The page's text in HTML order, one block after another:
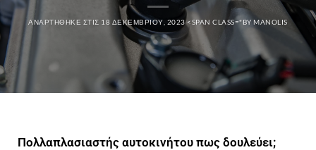
ΑΝΑΡΤΉΘΗΚΕ ΣΤΙΣ 18 ΔΕΚΕΜΒΡΊΟΥ, 2023<SPAN CLASS="BYMANOLIS
Πολλαπλασιαστής αυτοκινήτου πως δουλεύει;